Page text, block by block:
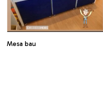
Mesa bau